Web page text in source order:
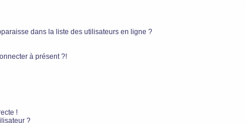
dans la liste des utilisateurs en ligne ?
à présent ?!
!
?